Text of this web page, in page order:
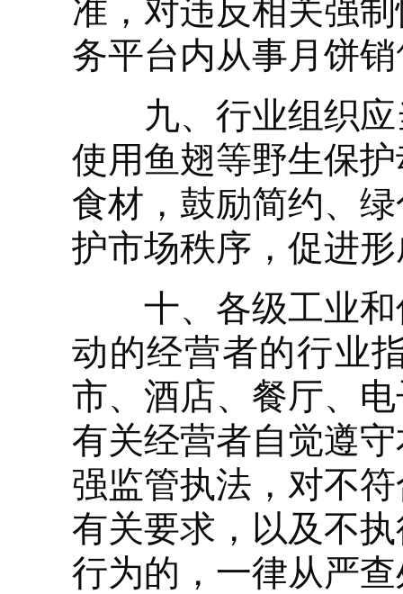
准，对违反相关强
务平台内从事月饼
九、行业组织应
使用鱼翅等野生保
食材，鼓励简约、
护市场秩序，促进
十、各级工业和
动的经营者的行业
市、酒店、餐厅、
有关经营者自觉遵
强监管执法，对不
有关要求，以及不
行为的，一律从严